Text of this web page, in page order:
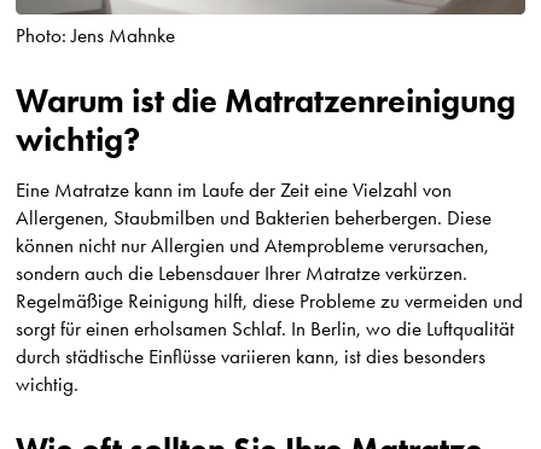
Photo: Jens Mahnke
Warum ist die Matratzenreinigung
wichtig?
Eine Matratze kann im Laufe der Zeit eine Vielzahl von
Allergenen, Staubmilben und Bakterien beherbergen. Diese
können nicht nur Allergien und Atemprobleme verursachen,
sondern auch die Lebensdauer Ihrer Matratze verkürzen.
Regelmäßige Reinigung hilft, diese Probleme zu vermeiden und
sorgt für einen erholsamen Schlaf. In Berlin, wo die Luftqualität
durch städtische Einflüsse variieren kann, ist dies besonders
wichtig.